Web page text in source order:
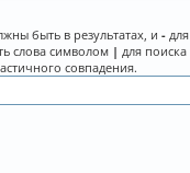
быть в результатах, и - для
слова символом | для поиска
совпадения.